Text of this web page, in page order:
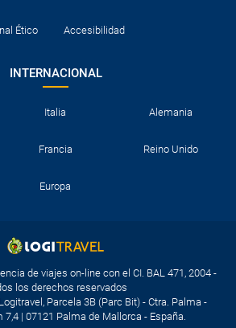
Ético Accesibilidad
INTERNACIONAL
Italia Alemania
Francia Reino Unido
Europa
de viajes on-line con el CI. BAL 471, 2004 -
los derechos reservados
Parcela 3B (Parc Bit) - Ctra. Palma -
| 07121 Palma de Mallorca - España.